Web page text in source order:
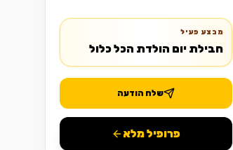
מבצע פעיל
חבילת יום הולדת הכל כלול
שלח הודעה
פרופיל מלא